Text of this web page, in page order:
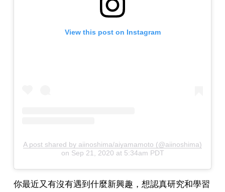
View this post on Instagram
A post shared by aiinoshima/aiyamamoto (@aiinoshima)
on Sep 21, 2020 at 5:34am PDT
你最近又有沒有遇到什麼新興趣，想認真研究和學習